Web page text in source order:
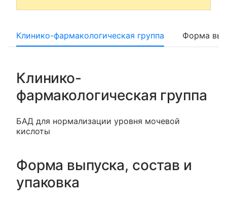
Клинико-фармакологическая группа Форма
Клинико-
фармакологическая группа
БАД для нормализации уровня мочевой
кислоты
Форма выпуска, состав и
упаковка